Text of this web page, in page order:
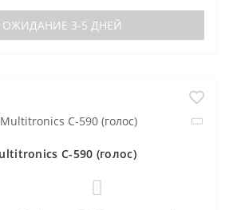
ОЖИДАНИЕ 3-5 ДНЕЙ
C-590 (голос)